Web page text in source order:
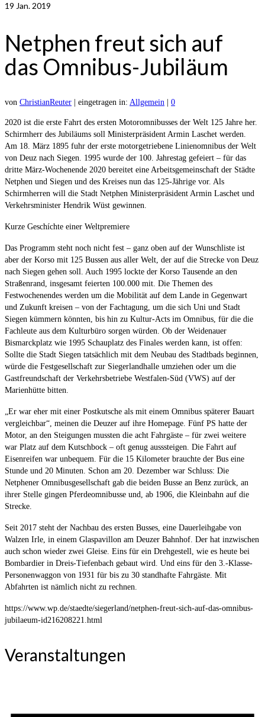
19 Jan. 2019
Netphen freut sich auf
das Omnibus-Jubiläum
von ChristianReuter eingetragen in: Allgemein 0
2020 ist die erste Fahrt des ersten Motoromnibusses der Welt 125 Jahre her.
Schirmherr des Jubiläums soll Ministerpräsident Armin Laschet werden.
Am 18. März 1895 fuhr der erste motorgetriebene Linienomnibus der Welt
von Deuz nach Siegen. 1995 wurde der 100. Jahrestag gefeiert – für das
dritte März-Wochenende 2020 bereitet eine Arbeitsgemeinschaft der Städte
Netphen und Siegen und des Kreises nun das 125-Jährige vor. Als
Schirmherren will die Stadt Netphen Ministerpräsident Armin Laschet und
Verkehrsminister Hendrik Wüst gewinnen.
Kurze Geschíchte einer Weltpremiere
Das Programm steht noch nicht fest – ganz oben auf der Wunschliste ist
aber der Korso mit 125 Bussen aus aller Welt, der auf die Strecke von Deuz
nach Siegen gehen soll. Auch 1995 lockte der Korso Tausende an den
Straßenrand, insgesamt feierten 100.000 mit. Die Themen des
Festwochenendes werden um die Mobilität auf dem Lande in Gegenwart
und Zukunft kreisen – von der Fachtagung, um die sich Uni und Stadt
Siegen kümmern könnten, bis hin zu Kultur-Acts im Omnibus, für die die
Fachleute aus dem Kulturbüro sorgen würden. Ob der Weidenauer
Bismarckplatz wie 1995 Schauplatz des Finales werden kann, ist offen:
Sollte die Stadt Siegen tatsächlich mit dem Neubau des Stadtbads beginnen,
würde die Festgesellschaft zur Siegerlandhalle umziehen oder um die
Gastfreundschaft der Verkehrsbetriebe Westfalen-Süd (VWS) auf der
Marienhütte bitten.
„Er war eher mit einer Postkutsche als mit einem Omnibus späterer Bauart
vergleichbar“, meinen die Deuzer auf ihre Homepage. Fünf PS hatte der
Motor, an den Steigungen mussten die acht Fahrgäste – für zwei weitere
war Platz auf dem Kutschbock – oft genug ausssteigen. Die Fahrt auf
Eisenreifen war unbequem. Für die 15 Kilometer brauchte der Bus eine
Stunde und 20 Minuten. Schon am 20. Dezember war Schluss: Die
Netphener Omnibusgesellschaft gab die beiden Busse an Benz zurück, an
ihrer Stelle gingen Pferdeomnibusse und, ab 1906, die Kleinbahn auf die
Strecke.
Seit 2017 steht der Nachbau des ersten Busses, eine Dauerleihgabe von
Walzen Irle, in einem Glaspavillon am Deuzer Bahnhof. Der hat inzwischen
auch schon wieder zwei Gleise. Eins für ein Drehgestell, wie es heute bei
Bombardier in Dreis-Tiefenbach gebaut wird. Und eins für den 3.-Klasse-
Personenwaggon von 1931 für bis zu 30 standhafte Fahrgäste. Mit
Abfahrten ist nämlich nicht zu rechnen.
https://www.wp.de/staedte/siegerland/netphen-freut-sich-auf-das-omnibus-
jubilaeum-id216208221.html
Veranstaltungen